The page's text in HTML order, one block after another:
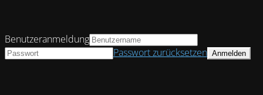
Benutzeranmeldung
Passwort zurücksetzen